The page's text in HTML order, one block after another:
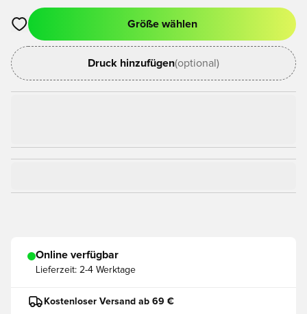
Öffnet ein Fenster zum Anmelden oder Registrieren als
Größe wählen
Druck hinzufügen(optional)
Online verfügbar
Lieferzeit: 2-4 Werktage
Kostenloser Versand ab 69 €